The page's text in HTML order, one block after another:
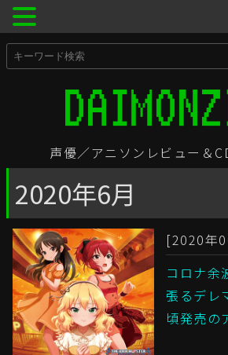
声優／アニソンレビュー＆
2020年6月
[2020年
コロナ余
張るデ
頃発売の